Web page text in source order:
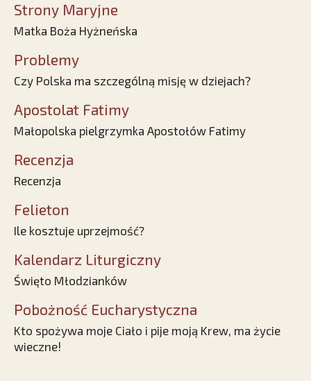
Strony Maryjne
Matka Boża Hyżneńska
Problemy
Czy Polska ma szczególną misję w dziejach?
Apostolat Fatimy
Małopolska pielgrzymka Apostołów Fatimy
Recenzja
Recenzja
Felieton
Ile kosztuje uprzejmość?
Kalendarz Liturgiczny
Święto Młodzianków
Pobożność Eucharystyczna
Kto spożywa moje Ciało i pije moją Krew, ma życie
wieczne!